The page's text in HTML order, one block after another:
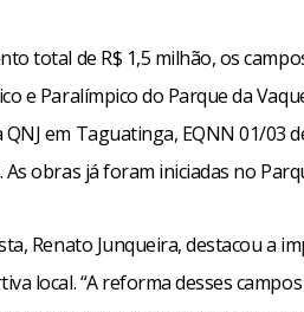
total de R$ 1,5 milhão, os
e Paralímpico do Parque da
em Taguatinga, EQNN 01/03
As obras já foram iniciadas no
Renato Junqueira, destacou a
local. “A reforma desses